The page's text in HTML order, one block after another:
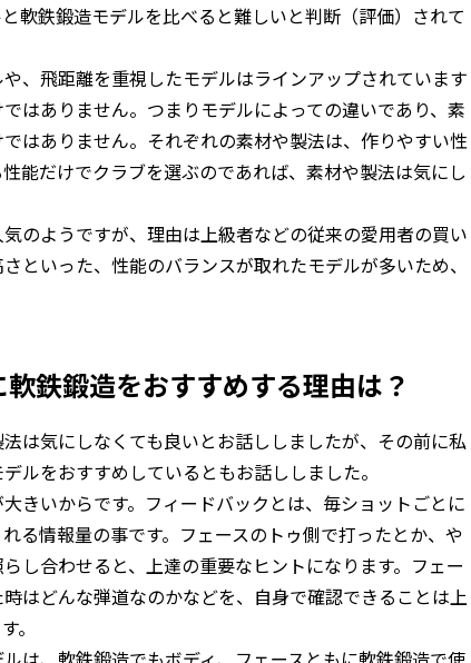
軟鉄鍛造モデルを比べると難しいと判断（評価）されて
、飛距離を重視したモデルはラインアップされています
はありません。つまりモデルによっての違いであり、素
はありません。それぞれの素材や製法は、作りやすい性
能だけでクラブを選ぶのであれば、素材や製法は気にし
のようですが、理由は上級者などの従来の愛用者の買い
といった、性能のバランスが取れたモデルが多いため、
鉄鍛造をおすすめする理由は？
は気にしなくても良いとお話ししましたが、その前に私
ルをおすすめしているともお話ししました。
きいからです。フィードバックとは、毎ショットごとに
る情報量の事です。フェースのトゥ側で打ったとか、や
し合わせると、上達の重要なヒントになります。フェー
はどんな弾道なのかなどを、自身で確認できることは上
。